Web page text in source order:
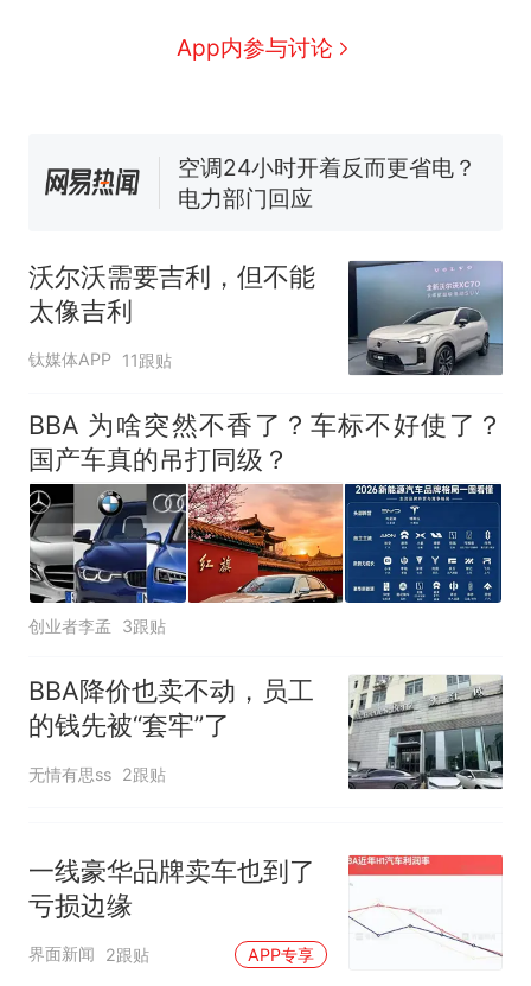
App内参与讨论
了……
视频丨只要一枚命中就能让航
佛山一中学招聘物理教师，笔
试前13名均遭淘汰？教育局：
核查
全部作废，公平么？
沃尔沃需要吉利，但不能
太像吉利
钛媒体APP 11跟贴
BBA 为啥突然不香了？车标不好使了？
国产车真的吊打同级？
创业者李孟 3跟贴
BBA降价也卖不动，员工
的钱先被“套牢”了
无情有思ss 2跟贴
一线豪华品牌卖车也到了
亏损边缘
界面新闻 2跟贴 APP专享